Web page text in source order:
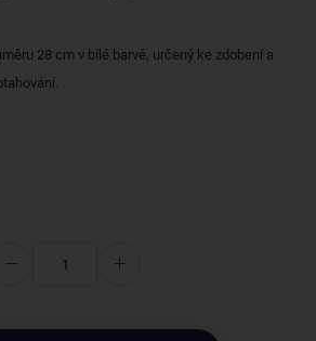
28 cm v bílé barvě, určený ke zdobení a